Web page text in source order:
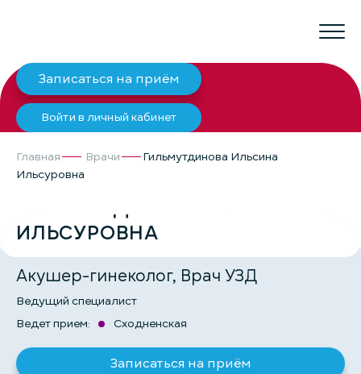
Записаться на приём
Войти в личный кабинет
Главная Врачи
Гильмутдинова Ильсина
Ильсуровна
ГИЛЬМУТДИНОВА ИЛЬСИНА
ИЛЬСУРОВНА
Акушер-гинеколог, Врач УЗД
Ведущий специалист
Ведет прием:
Сходненская
Записаться на приём